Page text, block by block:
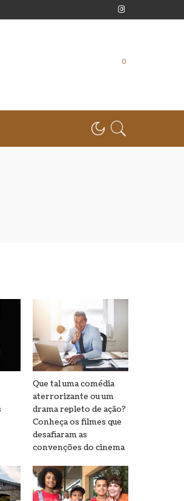
0
Que tal uma comédia
aterrorizante ou um
drama repleto de ação?
Conheça os filmes que
desafiaram as
convenções do cinema